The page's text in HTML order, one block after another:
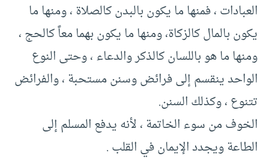
العبادات ، فمنها ما يكون بالبدن كالصلاة ، ومنها ما
يكون بالمال كالزكاة، ومنها ما يكون بهما معاً كالحج ،
ومنها ما هو باللسان كالذكر والدعاء ، وحتى النوع
الواحد ينقسم إلى فرائض وسنن مستحبة ، والفرائض
تتنوع ، وكذلك السنن.
الخوف من سوء الخاتمة ، لأنه يدفع المسلم إلى
الطاعة ويجدد الإيمان في القلب .